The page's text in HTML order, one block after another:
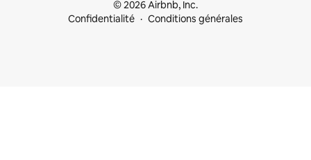
© 2026 Airbnb, Inc.
Confidentialité
Conditions générales